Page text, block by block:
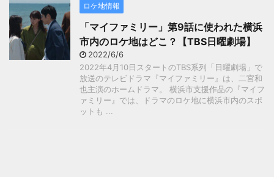
ロケ地情報
「マイファミリー」第9話に使われた横浜
市内のロケ地はどこ？【TBS日曜劇場】
2022/6/6
2022年4月10日スタートのTBS系列「日曜劇場」で
放送のテレビドラマ『マイファミリー』は、二宮和
也主演のホームドラマ。 横浜市支援作品の『マイフ
ァミリー』では、ドラマのロケ地に横浜市内のスポ
ットも ...